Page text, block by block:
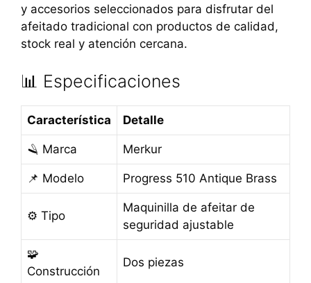
y accesorios seleccionados para disfrutar del
afeitado tradicional con productos de calidad,
stock real y atención cercana.
📊 Especificaciones
Característica Detalle
🪒 Marca Merkur
📌 Modelo Progress 510 Antique Brass
⚙️ Tipo
Maquinilla de afeitar de
seguridad ajustable
🧩
Construcción
Dos piezas